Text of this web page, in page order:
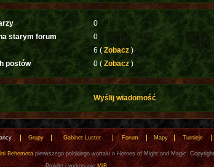
0
starym forum
0
6 ( Zobacz )
postów
0 ( Zobacz )
Wyślij wiadomość
Grupy Gabinet Luster Forum Mapy Turnieje
Behemotapierwszego polskiego wortalu o Heroes of Might and Magic.
Projekt i wykonanie MiB